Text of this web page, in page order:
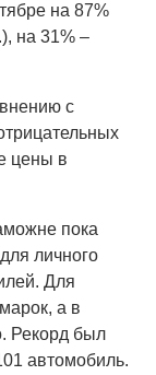
на 87%
на 31% –
с
цены в
пока
личного
Для
а в
Рекорд был
автомобиль.